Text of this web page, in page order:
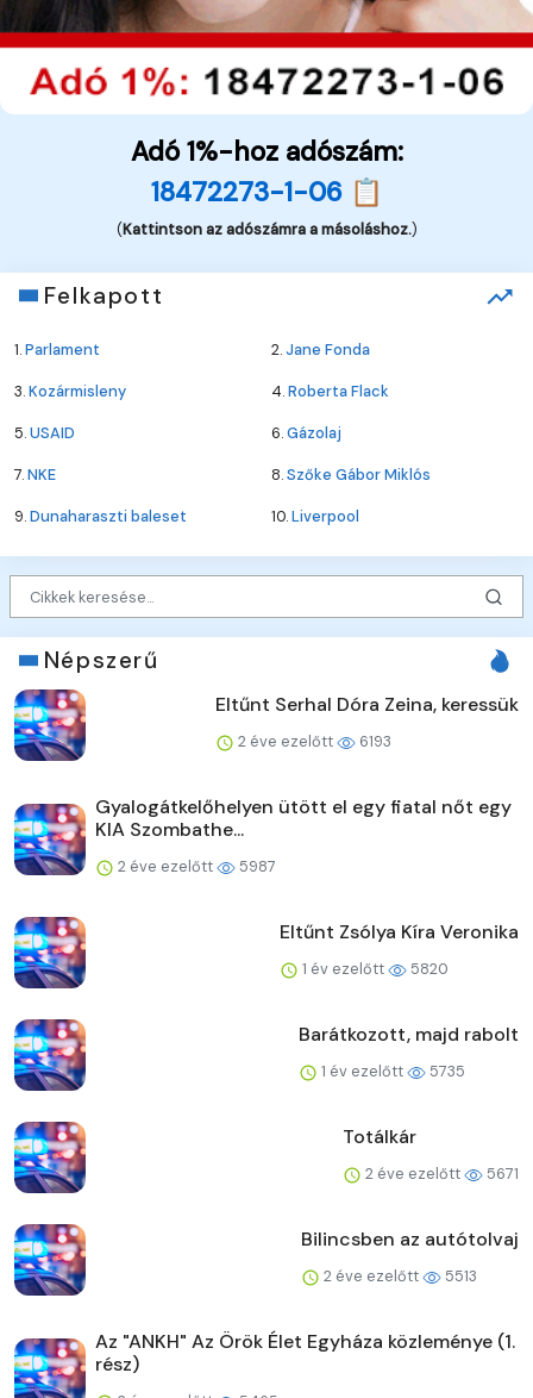
Adó 1%-hoz adószám:
18472273-1-06 📋
(Kattintson az adószámra a másoláshoz.)
Felkapott
1.Parlament 2.Jane Fonda
3.Kozármisleny 4.Roberta Flack
5.USAID 6.Gázolaj
7.NKE 8.Szőke Gábor Miklós
9.Dunaharaszti baleset 10.Liverpool
Népszerű
Eltűnt Serhal Dóra Zeina, keressük
2 éve ezelőtt 6193
Gyalogátkelőhelyen ütött el egy fiatal nőt egy
KIA Szombathe...
2 éve ezelőtt 5987
Eltűnt Zsólya Kíra Veronika
1 év ezelőtt 5820
Barátkozott, majd rabolt
1 év ezelőtt 5735
Totálkár
2 éve ezelőtt 5671
Bilincsben az autótolvaj
2 éve ezelőtt 5513
Az "ANKH" Az Örök Élet Egyháza közleménye (1.
rész)